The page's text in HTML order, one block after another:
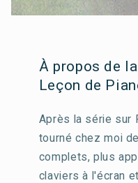
À propos de
Leçon de
Après la série sur
tourné chez moi
complets, plus
claviers à l'écran